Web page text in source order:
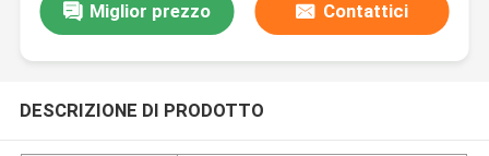
Miglior prezzo Contattici
DESCRIZIONE DI PRODOTTO